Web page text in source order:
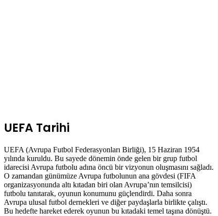
UEFA Tarihi
UEFA (Avrupa Futbol Federasyonları Birliği), 15 Haziran 1954
yılında kuruldu. Bu sayede dönemin önde gelen bir grup futbol
idarecisi Avrupa futbolu adına öncü bir vizyonun oluşmasını sağladı.
O zamandan günümüze Avrupa futbolunun ana gövdesi (FIFA
organizasyonunda altı kıtadan biri olan Avrupa’nın temsilcisi)
futbolu tanıtarak, oyunun konumunu güçlendirdi. Daha sonra
Avrupa ulusal futbol dernekleri ve diğer paydaşlarla birlikte çalıştı.
Bu hedefte hareket ederek oyunun bu kıtadaki temel taşına dönüştü.